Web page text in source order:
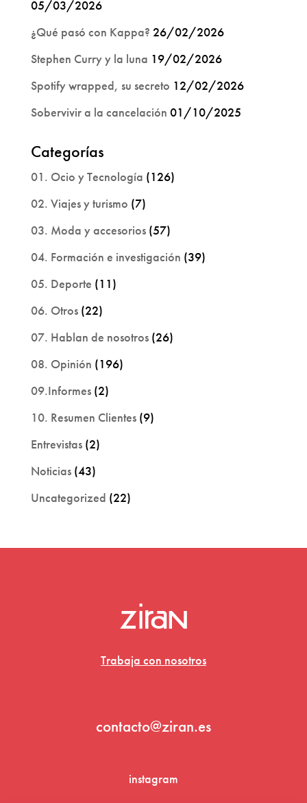
05/03/2026
¿Qué pasó con Kappa? 26/02/2026
Stephen Curry y la luna 19/02/2026
Spotify wrapped, su secreto 12/02/2026
Sobervivir a la cancelación 01/10/2025
Categorías
01. Ocio y Tecnología (126)
02. Viajes y turismo (7)
03. Moda y accesorios(57)
04. Formación e investigación (39)
05. Deporte (11)
06. Otros(22)
07. Hablan de nosotros(26)
08. Opinión (196)
09.Informes(2)
10. Resumen Clientes(9)
Entrevistas(2)
Noticias(43)
Uncategorized (22)
Trabaja con nosotros
contacto@ziran.es
instagram